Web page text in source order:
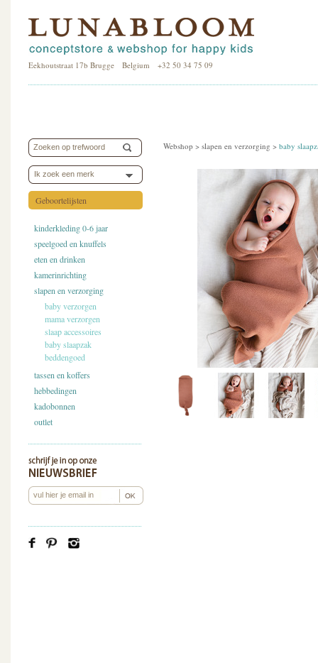
Eekhoutstraat 17b Brugge Belgium +32 50 34 75 09
Ik zoek een merk
Geboortelijsten
kinderkleding 0-6 jaar
speelgoed en knuffels
eten en drinken
kamerinrichting
slapen en verzorging
baby verzorgen
mama verzorgen
slaap accessoires
baby slaapzak
beddengoed
tassen en koffers
hebbedingen
kadobonnen
outlet
Webshop > slapen en verzorging > baby